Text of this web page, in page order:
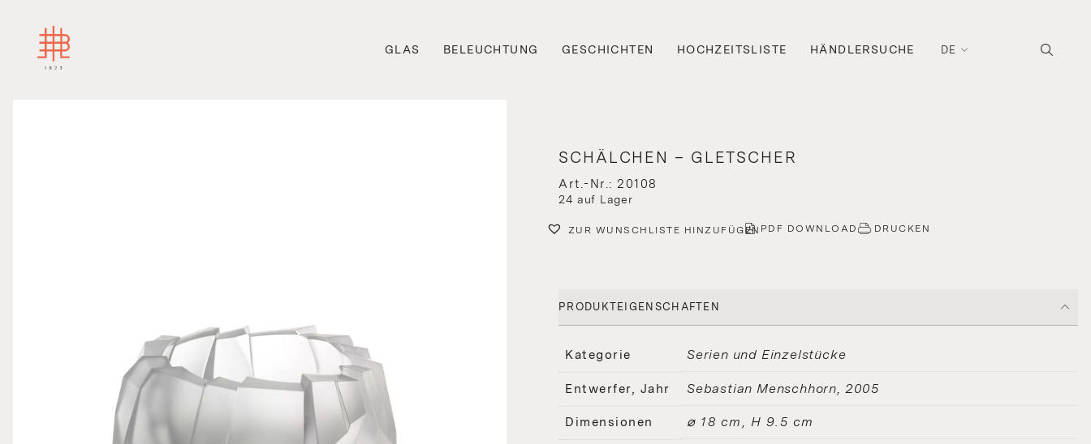
GLAS BELEUCHTUNG GESCHICHTEN HOCHZEITSLISTE HÄNDLERSUCHE DE
SCHÄLCHEN – GLETSCHER
Art.-Nr.: 20108
24 auf Lager
ZUR WUNSCHLISTE HINZUFÜGEN PDF DOWNLOAD DRUCKEN
PRODUKTEIGENSCHAFTEN
Kategorie Serien und Einzelstücke
Entwerfer, Jahr Sebastian Menschhorn 2005
Dimensionen ⌀ 18 cm, H 9.5 cm